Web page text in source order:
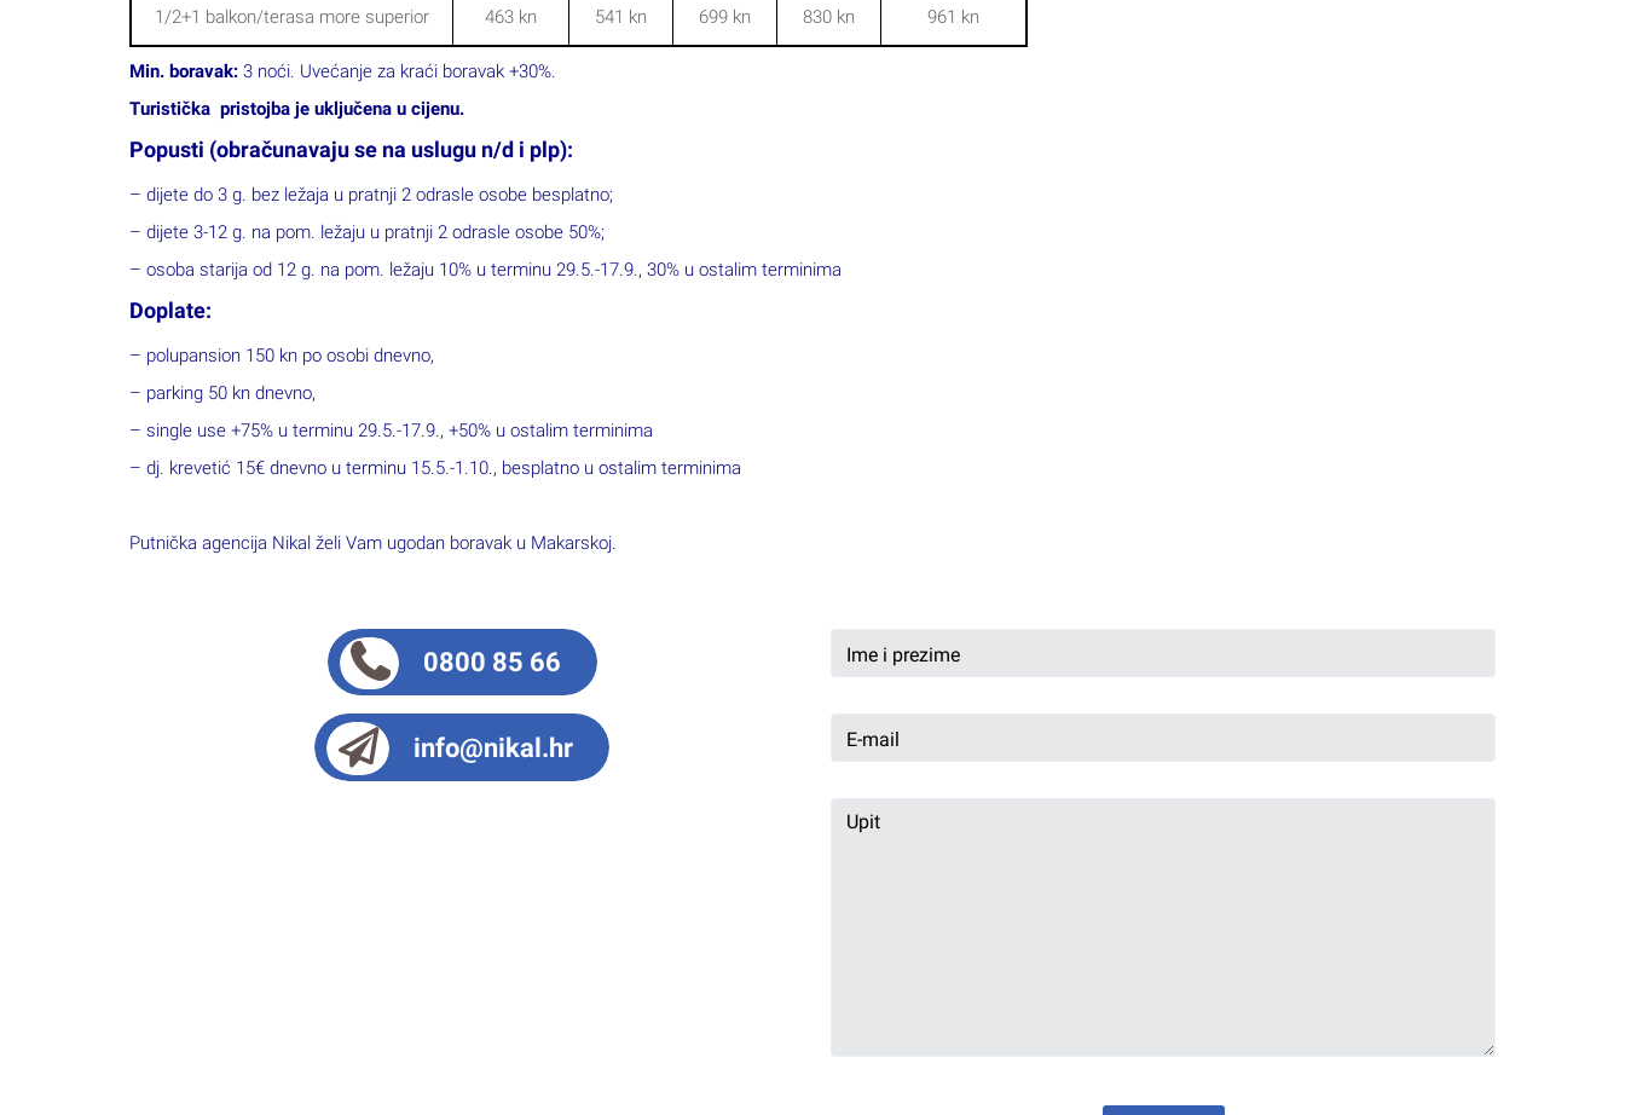
1/2+1 balkon/terasa more superior 463 kn 541 kn 699 kn 830 kn 961 kn
Min. boravak: 3 noći. Uvećanje za kraći boravak +30%.
Turistička pristojba je uključena u cijenu.
Popusti (obračunavaju se na uslugu n/d i plp):
– dijete do 3 g. bez ležaja u pratnji 2 odrasle osobe besplatno;
– dijete 3-12 g. na pom. ležaju u pratnji 2 odrasle osobe 50%;
– osoba starija od 12 g. na pom. ležaju 10% u terminu 29.5.-17.9., 30% u ostalim terminima
Doplate:
– polupansion 150 kn po osobi dnevno,
– parking 50 kn dnevno,
– single use +75% u terminu 29.5.-17.9., +50% u ostalim terminima
– dj. krevetić 15€ dnevno u terminu 15.5.-1.10., besplatno u ostalim terminima
Putnička agencija Nikal želi Vam ugodan boravak u Makarskoj.
0800 85 66
info@nikal.hr